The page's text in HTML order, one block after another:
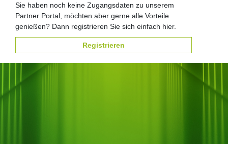
Sie haben noch keine Zugangsdaten zu unserem
Partner Portal, möchten aber gerne alle Vorteile
genießen? Dann registrieren Sie sich einfach hier.
Registrieren